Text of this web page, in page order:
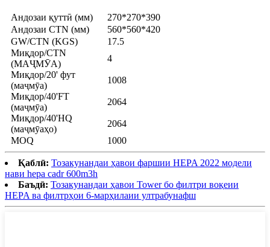
Андозаи қуттӣ (мм)
270*270*390
Андозаи CTN (мм)
560*560*420
GW/CTN (KGS)
17.5
Миқдор/CTN
(МАҶМӮА)
4
Миқдор/20' фут
(маҷмӯа)
1008
Миқдор/40'FT
(маҷмӯа)
2064
Миқдор/40'HQ
(маҷмӯаҳо)
2064
MOQ
1000
Қаблӣ: Тозакунандаи ҳавои фаршии HEPA 2022 модели
нави hepa cadr 600m3h
Баъдӣ: Тозакунандаи ҳавои Tower бо филтри воқеии
HEPA ва филтрҳои 6-марҳилаии ултрабунафш